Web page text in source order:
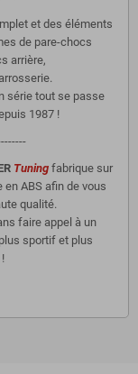
et des éléments
de pare-chocs
arrière,
série tout se passe
1987 !
Tuning fabrique sur
ABS afin de vous
qualité.
faire appel à un
sportif et plus